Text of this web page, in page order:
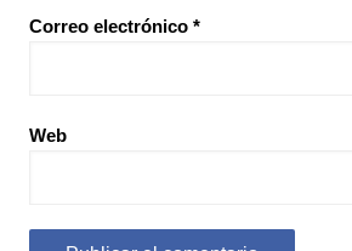
Correo electrónico *
Web